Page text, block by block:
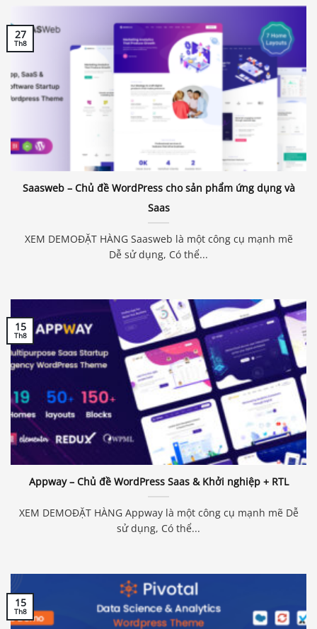
Saasweb – Chủ đề WordPress cho sản phẩm ứng dụng và
Saas
XEM DEMOĐẶT HÀNG Saasweb là một công cụ mạnh mẽ
Dễ sử dụng, Có thể...
27
Th8
Appway – Chủ đề WordPress Saas & Khởi nghiệp + RTL
XEM DEMOĐẶT HÀNG Appway là một công cụ mạnh mẽ Dễ
sử dụng, Có thể...
15
Th8
15
Th8